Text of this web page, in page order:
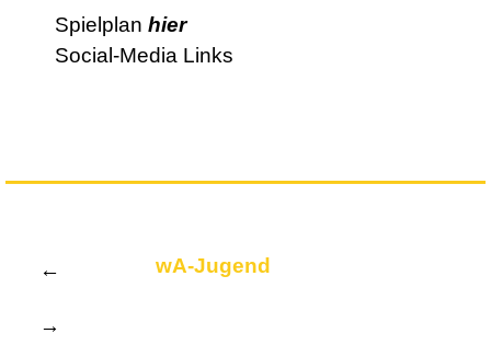
Spielplan hier
Social-Media Links
wA-Jugend